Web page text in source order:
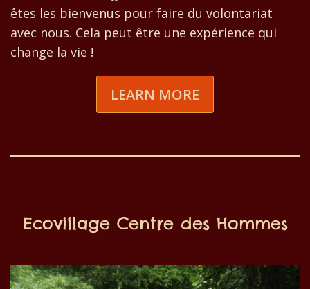
êtes les bienvenus pour faire du volontariat
avec nous. Cela peut être une expérience qui
change la vie !
LEARN MORE
Ecovillage Centre des Hommes